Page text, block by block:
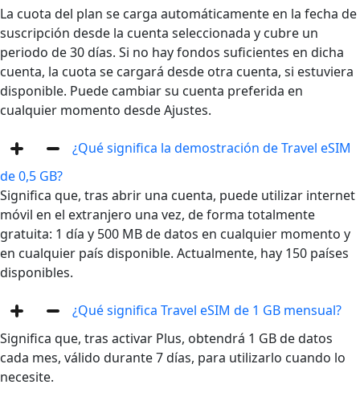
La cuota del plan se carga automáticamente en la fecha de
suscripción desde la cuenta seleccionada y cubre un
periodo de 30 días. Si no hay fondos suficientes en dicha
cuenta, la cuota se cargará desde otra cuenta, si estuviera
disponible. Puede cambiar su cuenta preferida en
cualquier momento desde Ajustes.
¿Qué significa la demostración de Travel eSIM
de 0,5 GB?
Significa que, tras abrir una cuenta, puede utilizar internet
móvil en el extranjero una vez, de forma totalmente
gratuita: 1 día y 500 MB de datos en cualquier momento y
en cualquier país disponible. Actualmente, hay 150 países
disponibles.
¿Qué significa Travel eSIM de 1 GB mensual?
Significa que, tras activar Plus, obtendrá 1 GB de datos
cada mes, válido durante 7 días, para utilizarlo cuando lo
necesite.